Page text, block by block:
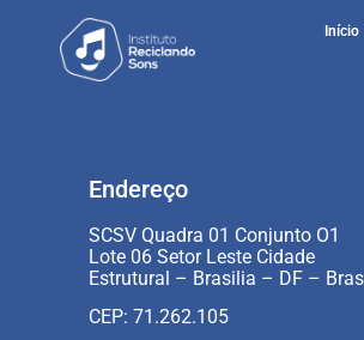
Início
Endereço
SCSV Quadra 01 Conjunto O1
Lote 06 Setor Leste Cidade
Estrutural – Brasilia – DF –
CEP: 71.262.105